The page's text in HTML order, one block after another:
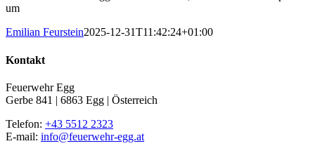
um
Emilian Feurstein2025-12-31T11:42:24+01:00
Kontakt
Feuerwehr Egg
Gerbe 841 | 6863 Egg | Österreich
Telefon: +43 5512 2323
E-mail: info@feuerwehr-egg.at